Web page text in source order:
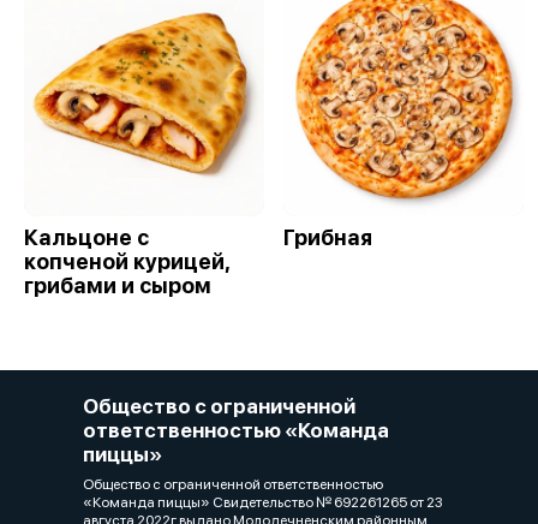
Кальцоне с
копченой курицей,
грибами и сыром
Грибная
Общество с ограниченной
ответственностью «Команда
пиццы»
Общество с ограниченной ответственностью
«Команда пиццы» Свидетельство № 692261265 от 23
августа 2022г выдано Молодечненским районным